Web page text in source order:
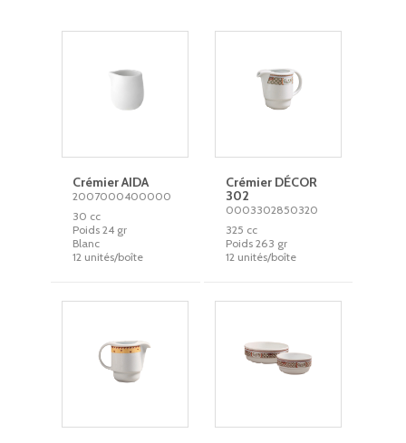
Crémier AIDA
2007000400000
30 cc
Poids 24 gr
Blanc
12 unités/boîte
Crémier DÉCOR
302
0003302850320
325 cc
Poids 263 gr
12 unités/boîte